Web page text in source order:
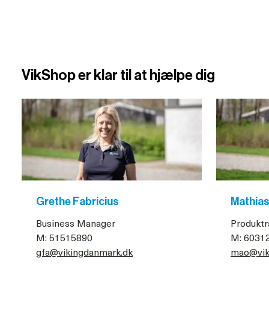
VikShop er klar til at hjælpe dig
Grethe Fabricius
Business Manager
M: 51515890
gfa@vikingdanmark.dk
M: